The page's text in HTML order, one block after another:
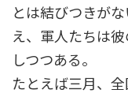
とは結びつきがな
え、軍人たちは
しつつある。
たとえば三月、